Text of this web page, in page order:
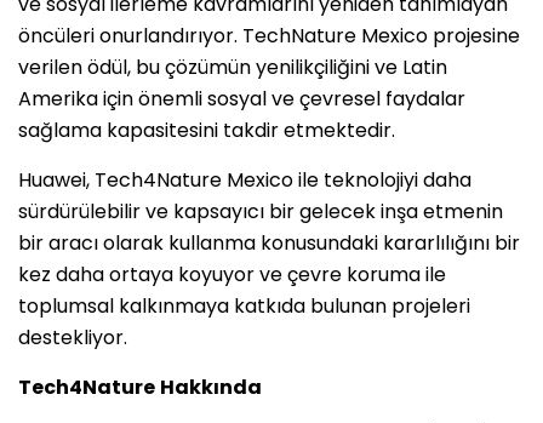
öncüleri onurlandırıyor. TechNature Mexico projesine
verilen ödül, bu çözümün yenilikçiliğini ve Latin
Amerika için önemli sosyal ve çevresel faydalar
sağlama kapasitesini takdir etmektedir.
Huawei, Tech4Nature Mexico ile teknolojiyi daha
sürdürülebilir ve kapsayıcı bir gelecek inşa etmenin
bir aracı olarak kullanma konusundaki kararlılığını bir
kez daha ortaya koyuyor ve çevre koruma ile
toplumsal kalkınmaya katkıda bulunan projeleri
destekliyor.
Tech4Nature Hakkında